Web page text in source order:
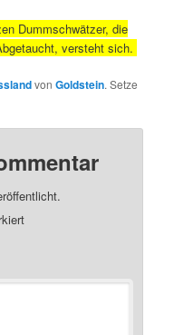
Dummschwätzer, die
versteht sich.
vonGoldstein. Setze